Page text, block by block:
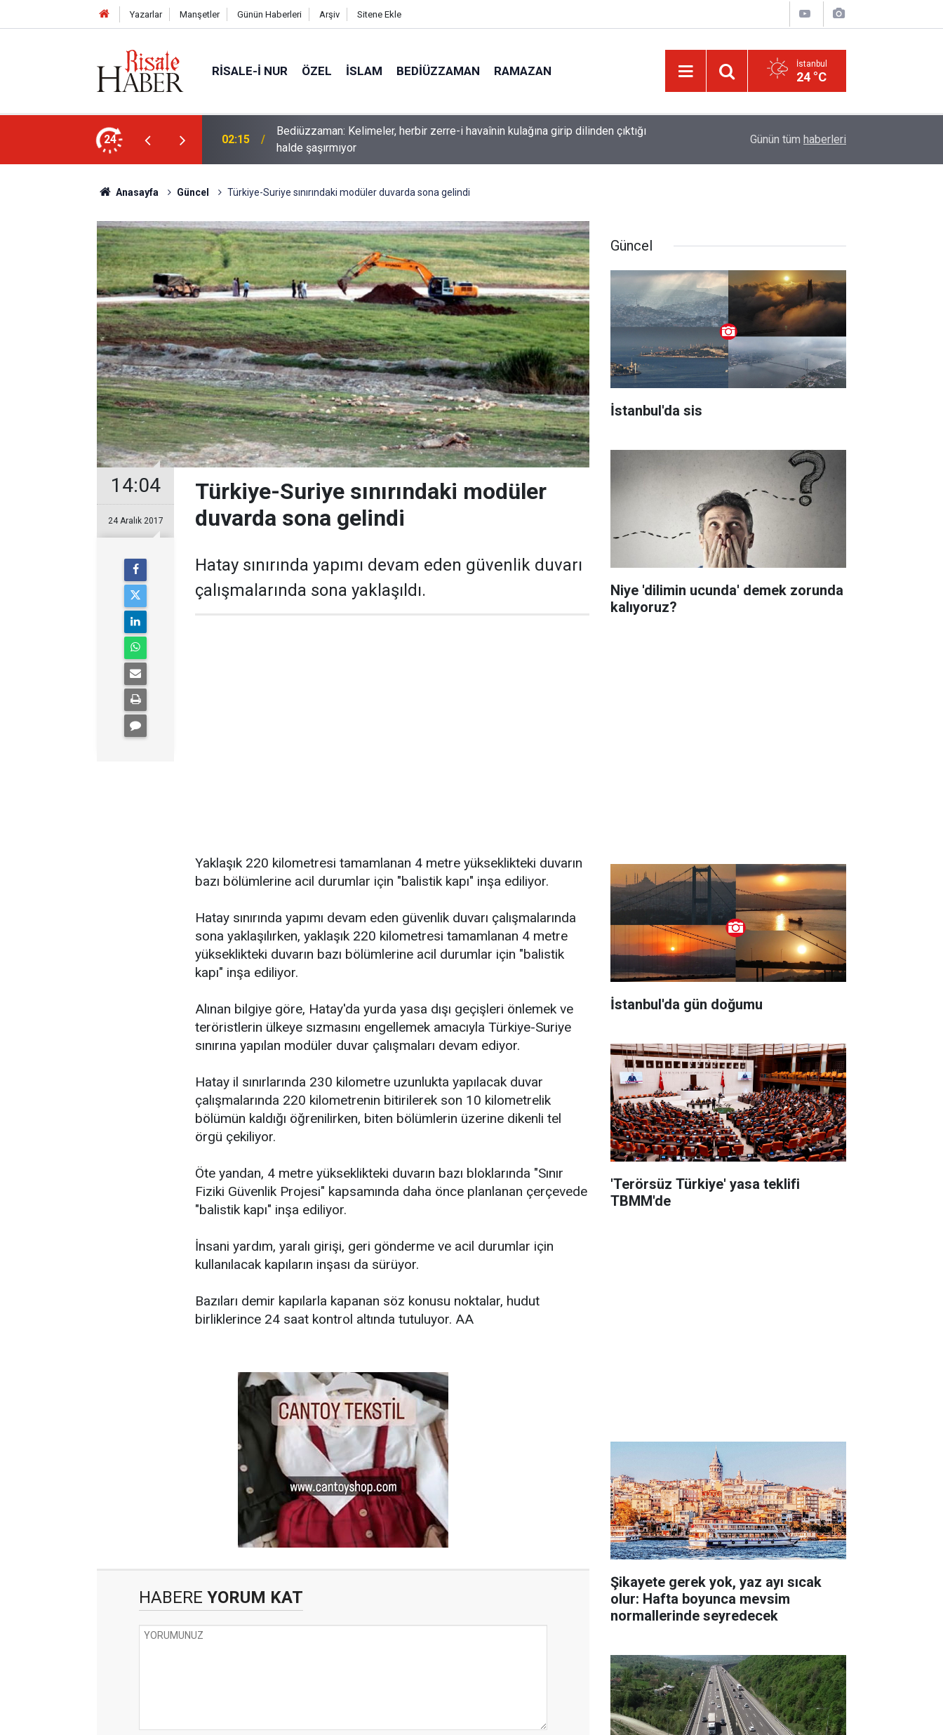
Yazarlar Manşetler Günün Haberleri Arşiv Sitene Ekle
RISALE-I NUR ÖZEL İSLAM BEDIÜZZAMAN RAMAZAN İstanbul
24 °C
24
hayret verici tecellilerini bize
02:15
Bediüzzaman: Kelimeler, herbir zerre-i havaînin kulağına girip dilinden çıktığı
halde şaşırmıyor
Müslümanlardan dilinizi çekin, onlardan biri
Günün tüm haberleri
Anasayfa Güncel Türkiye-Suriye sınırındaki modüler duvarda sona gelindi
14:04
24 Aralık 2017
Türkiye-Suriye sınırındaki modüler
duvarda sona gelindi
Hatay sınırında yapımı devam eden güvenlik duvarı
çalışmalarında sona yaklaşıldı.
Yaklaşık 220 kilometresi tamamlanan 4 metre yükseklikteki duvarın
bazı bölümlerine acil durumlar için "balistik kapı" inşa ediliyor.
Hatay sınırında yapımı devam eden güvenlik duvarı çalışmalarında
sona yaklaşılırken, yaklaşık 220 kilometresi tamamlanan 4 metre
yükseklikteki duvarın bazı bölümlerine acil durumlar için "balistik
kapı" inşa ediliyor.
Alınan bilgiye göre, Hatay'da yurda yasa dışı geçişleri önlemek ve
teröristlerin ülkeye sızmasını engellemek amacıyla Türkiye-Suriye
sınırına yapılan modüler duvar çalışmaları devam ediyor.
Hatay il sınırlarında 230 kilometre uzunlukta yapılacak duvar
çalışmalarında 220 kilometrenin bitirilerek son 10 kilometrelik
bölümün kaldığı öğrenilirken, biten bölümlerin üzerine dikenli tel
örgü çekiliyor.
Öte yandan, 4 metre yükseklikteki duvarın bazı bloklarında "Sınır
Fiziki Güvenlik Projesi" kapsamında daha önce planlanan çerçevede
"balistik kapı" inşa ediliyor.
İnsani yardım, yaralı girişi, geri gönderme ve acil durumlar için
kullanılacak kapıların inşası da sürüyor.
Bazıları demir kapılarla kapanan söz konusu noktalar, hudut
birliklerince 24 saat kontrol altında tutuluyor. AA
HABERE YORUM KAT
Güncel
İstanbul'da sis
Niye 'dilimin ucunda' demek zorunda
kalıyoruz?
İstanbul'da gün doğumu
'Terörsüz Türkiye' yasa teklifi
TBMM'de
Şikayete gerek yok, yaz ayı sıcak
olur: Hafta boyunca mevsim
normallerinde seyredecek